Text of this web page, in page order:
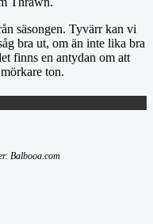
säsongen. Tyvärr kan vi
bra ut, om än inte lika bra
finns en antydan om att
ton.
Balbooa.com